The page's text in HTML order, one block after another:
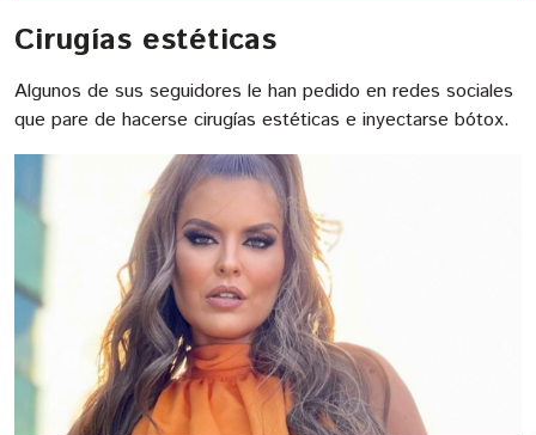
Cirugías estéticas
Algunos de sus seguidores le han pedido en redes sociales
que pare de hacerse cirugías estéticas e inyectarse bótox.